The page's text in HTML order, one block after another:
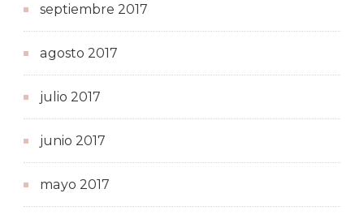
septiembre 2017
agosto 2017
julio 2017
junio 2017
mayo 2017